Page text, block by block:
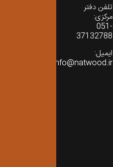
تلفن دفتر
مرکزی:
051-
37132788
ایمیل:
info@natwood.ir